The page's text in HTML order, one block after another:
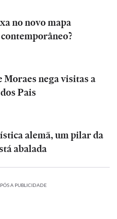
no novo mapa
nega visitas a
Pais
alemã, um pilar da
abalada
A PUBLICIDADE